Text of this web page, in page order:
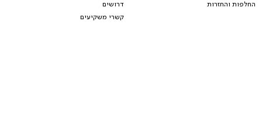
החלפות והחזרות
דרושים
קשרי משקיעים